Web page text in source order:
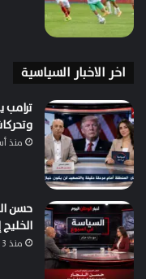
اخر الاخبار السياسية
ترامب
منذ
حسن
منذ 3 أسابيع